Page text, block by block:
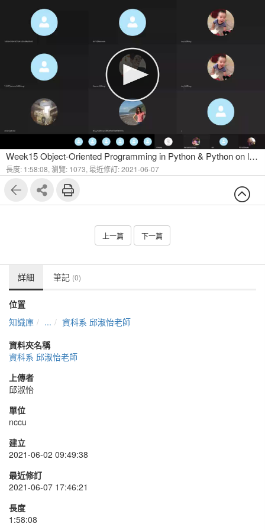
Week15 Object-Oriented Programming in Python & Python on leetcode Problems
長度: 1:58:08, 瀏覽: 1073, 最近修訂: 2021-06-07
上一篇 下一篇
詳細 筆記 (0)
位置
知識庫
...
資科系 邱淑怡老師
資料夾名稱
資科系 邱淑怡老師
上傳者
邱淑怡
單位
nccu
建立
2021-06-02 09:49:38
最近修訂
2021-06-07 17:46:21
長度
1:58:08